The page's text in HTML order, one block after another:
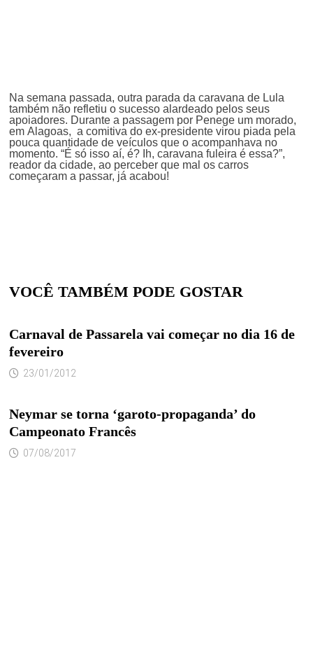
Na semana passada, outra parada da caravana de Lula
também não refletiu o sucesso alardeado pelos seus
apoiadores. Durante a passagem por Penege um morado,
em Alagoas, a comitiva do ex-presidente virou piada pela
pouca quantidade de veículos que o acompanhava no
momento. “É só isso aí, é? Ih, caravana fuleira é essa?”,
reador da cidade, ao perceber que mal os carros
começaram a passar, já acabou!
VOCÊ TAMBÉM PODE GOSTAR
Carnaval de Passarela vai começar no dia 16 de
fevereiro
23/01/2012
Neymar se torna ‘garoto-propaganda’ do
Campeonato Francês
07/08/2017